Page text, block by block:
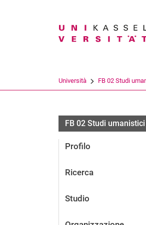
Università FB 02 Studi
FB 02 Studi
Profilo
Ricerca
Studio